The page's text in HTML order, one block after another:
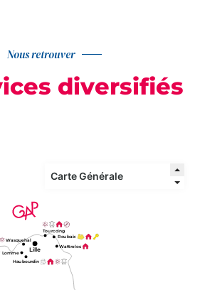
Nous retrouver
diversifiés
Lomme
Wasquehal
Roubaix
Wattrelos
Haubourdin
Tourcoing
Lille